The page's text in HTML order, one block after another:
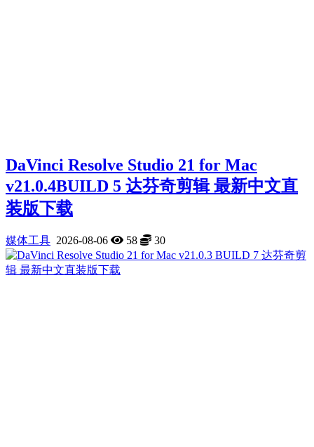
DaVinci Resolve Studio 21 for Mac
v21.0.4BUILD 5 达芬奇剪辑 最新中文直
装版下载
媒体工具 2026-08-06 58 30